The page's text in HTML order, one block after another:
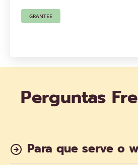
GRANTEE
Perguntas
Para que serve o